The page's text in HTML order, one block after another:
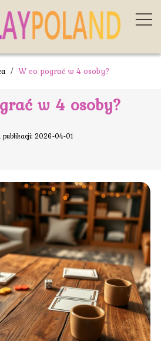
/ W co pograć w 4 osoby?
w 4 osoby?
publikacji: 2026-04-01